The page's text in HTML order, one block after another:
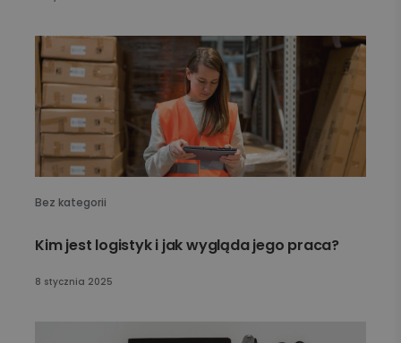
Bez kategorii
Kim jest logistyk i jak wygląda jego praca?
8 stycznia 2025